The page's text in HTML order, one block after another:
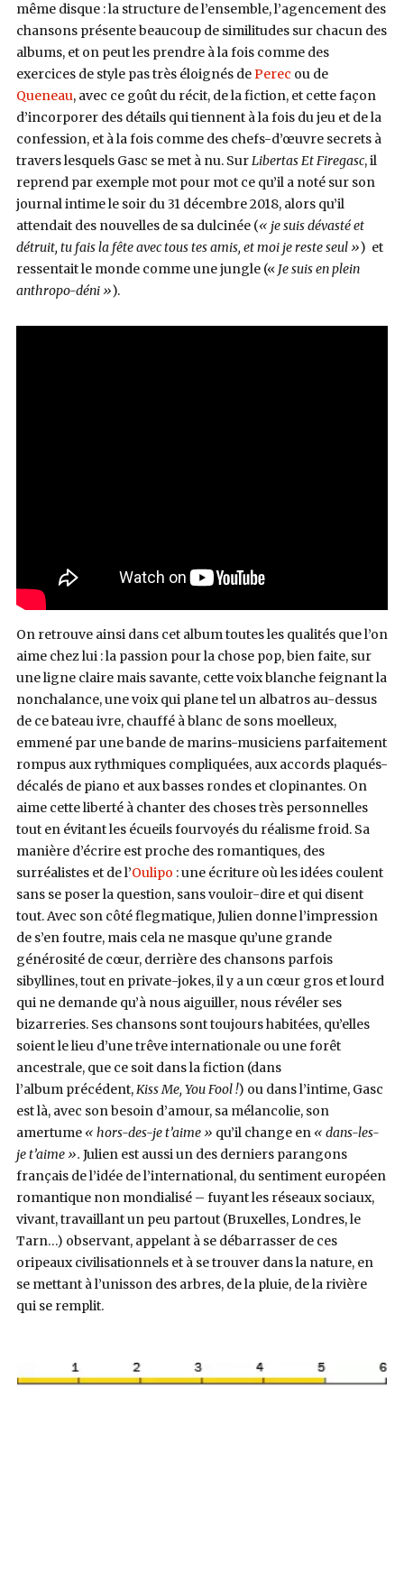
même disque : la structure de l’ensemble, l’agencement des
chansons présente beaucoup de similitudes sur chacun des
albums, et on peut les prendre à la fois comme des
exercices de style pas très éloignés dePerec ou de
Queneau, avec ce goût du récit, de la fiction, et cette façon
d’incorporer des détails qui tiennent à la fois du jeu et de la
confession, et à la fois comme des chefs-d’œuvre secrets à
travers lesquels Gasc se met à nu. SurLibertas Et Firegasc, il
reprend par exemple mot pour mot ce qu’il a noté sur son
journal intime le soir du 31 décembre 2018, alors qu’il
attendait des nouvelles de sa dulcinée (« je suis dévasté et
détruit, tu fais la fête avec tous tes amis, et moi je reste seul ») et
ressentait le monde comme une jungle (« Je suis en plein
anthropo-déni »).
On retrouve ainsi dans cet album toutes les qualités que l’on
aime chez lui : la passion pour la chose pop, bien faite, sur
une ligne claire mais savante, cette voix blanche feignant la
nonchalance, une voix qui plane tel un albatros au-dessus
de ce bateau ivre, chauffé à blanc de sons moelleux,
emmené par une bande de marins-musiciens parfaitement
rompus aux rythmiques compliquées, aux accords plaqués-
décalés de piano et aux basses rondes et clopinantes. On
aime cette liberté à chanter des choses très personnelles
tout en évitant les écueils fourvoyés du réalisme froid. Sa
manière d’écrire est proche des romantiques, des
surréalistes et de l’Oulipo : une écriture où les idées coulent
sans se poser la question, sans vouloir-dire et qui disent
tout. Avec son côté flegmatique, Julien donne l’impression
de s’en foutre, mais cela ne masque qu’une grande
générosité de cœur, derrière des chansons parfois
sibyllines, tout en private-jokes, il y a un cœurgros et lourd
qui ne demande qu’à nous aiguiller, nous révéler ses
bizarreries. Ses chansons sont toujours habitées, qu’elles
soient le lieu d’une trêve internationale ou une forêt
ancestrale, que ce soit dans la fiction (dans
l’album précédent,Kiss Me, You Fool !) ou dans l’intime, Gasc
est là, avec son besoin d’amour, sa mélancolie, son
amertume « hors-des-je t’aime » qu’il change en « dans-les-
je t’aime ». Julien est aussi un des derniers parangons
français de l’idée de l’international, du sentiment européen
romantique non mondialisé – fuyant les réseaux sociaux,
vivant, travaillant un peu partout (Bruxelles, Londres, le
Tarn…) observant, appelant à se débarrasser de ces
oripeaux civilisationnels et à se trouver dans la nature, en
se mettant à l’unisson des arbres, de la pluie, de la rivière
qui se remplit.